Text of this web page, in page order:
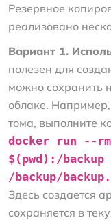
Резервное
реализовано
Вариант 1.
полезен для
можно сохранить
облаке.
тома, выполните
docker run --
$(pwd):/
/backup/
Здесь создается
сохраняется в